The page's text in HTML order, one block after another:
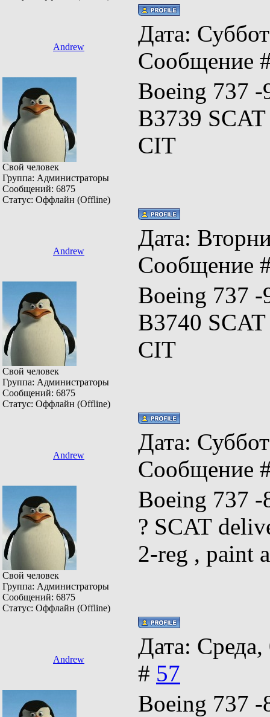
Andrew
Дата:
Сообщение
Свой человек
Группа: Администраторы
Сообщений: 6875
Статус: Оффлайн (Offline)
Boeing 737 -
B3739
CIT
Andrew
Дата:
Сообщение
Свой человек
Группа: Администраторы
Сообщений: 6875
Статус: Оффлайн (Offline)
Boeing 737 -
B3740
CIT
Andrew
Дата:
Сообщение
Свой человек
Группа: Администраторы
Сообщений: 6875
Статус: Оффлайн (Offline)
Boeing 737 -
? SCAT
2-reg , paint
Andrew
Дата:
# 57
Boeing 737 -